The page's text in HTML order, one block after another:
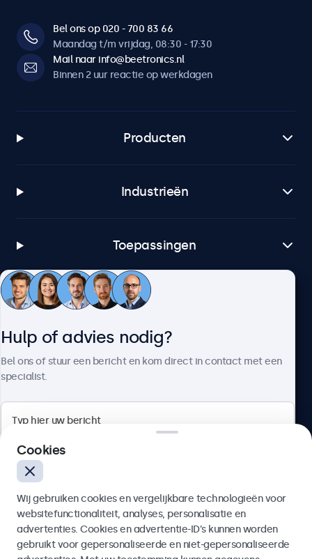
Bel ons op 020 - 700 83 66
Maandag t/m vrijdag, 08:30 - 17:30
Mail naar info@beetronics.nl
Binnen 2 uur reactie op werkdagen
Producten
Industrieën
Toepassingen
Klantenservice
4.8/5 door 5000+ bedrijven
Nederlands
Hulp of advies nodig?
Bel ons of stuur een bericht en kom direct in contact met een
specialist.
Cookies
Wij gebruiken cookies en vergelijkbare technologieën voor
websitefunctionaliteit, analyses, personalisatie en
advertenties. Cookies en advertentie-ID’s kunnen worden
gebruikt voor gepersonaliseerde en niet-gepersonaliseerde